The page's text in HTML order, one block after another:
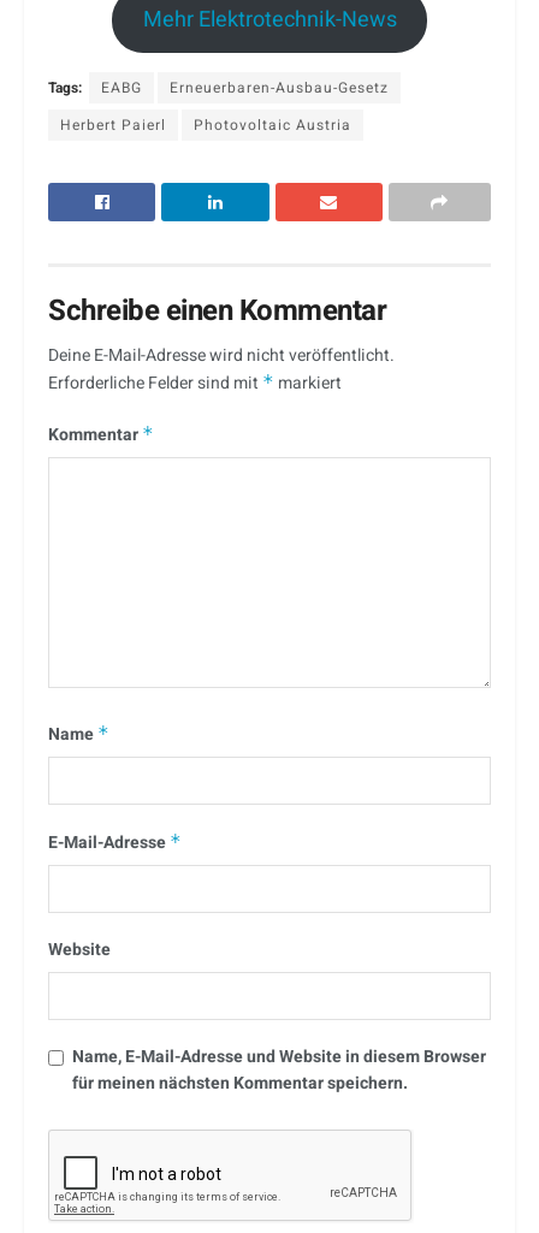
Mehr Elektrotechnik-News
Tags: EABG
Erneuerbaren-Ausbau-Gesetz
Herbert Paierl
Photovoltaic Austria
Schreibe einen Kommentar
Deine E-Mail-Adresse wird nicht veröffentlicht.
Erforderliche Felder sind mit * markiert
Kommentar *
Name *
E-Mail-Adresse *
Website
Name, E-Mail-Adresse und Website in diesem Browser
für meinen nächsten Kommentar speichern.